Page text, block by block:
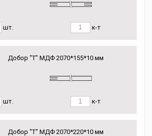
шт. к-т
Добор "Т" МДФ 2070*155*10 мм
шт. к-т
Добор "Т" МДФ 2070*220*10 мм